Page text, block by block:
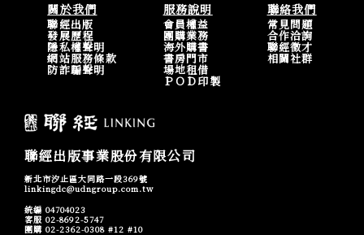
關於我們
聯經出版
發展歷程
隱私權聲明
網站服務條款
防詐騙聲明
服務說明
會員權益
團購業務
海外購書
書房門市
場地租借
ＰＯＤ印製
聯絡我們
常見問題
合作洽詢
聯經徵才
相關社群
聯經出版事業股份有限公司
新北市汐止區大同路一段369號
linkingdc@udngroup.com.tw
統編 04704023
客服 02-8692-5747
團購 02-2362-0308 #12 #10